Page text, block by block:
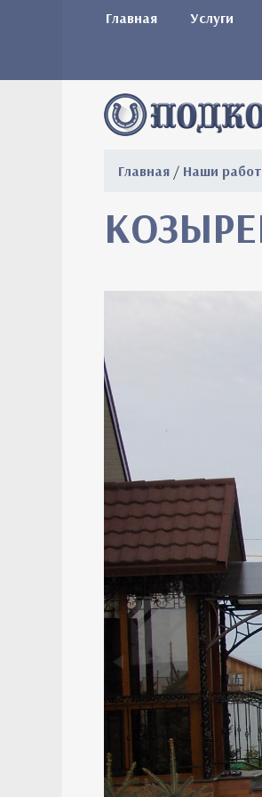
Главная Услуги
Главная / Наши